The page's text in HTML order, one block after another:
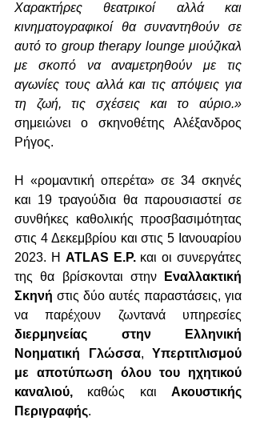
Χαρακτήρες θεατρικοί αλλά και
κινηματογραφικοί θα συναντηθούν σε
αυτό το group therapy lounge μιούζικαλ
με σκοπό να αναμετρηθούν με τις
αγωνίες τους αλλά και τις απόψεις για
σημειώνει ο σκηνοθέτης Αλέξανδρος
Ρήγος.
Η «ρομαντική οπερέτα» σε 34 σκηνές
και 19 τραγούδια θα παρουσιαστεί σε
συνθήκες καθολικής προσβασιμότητας
στις 4 Δεκεμβρίου και στις 5 Ιανουαρίου
2023. Η ATLAS E.P. και οι συνεργάτες
της θα βρίσκονται στην
Εναλλακτική
Σκηνή στις δύο αυτές παραστάσεις, για
διερμηνείας στην Ελληνική
Νοηματική Γλώσσα, Υπερτιτλισμού
με αποτύπωση όλου του ηχητικού
καναλιού, καθώς και Ακουστικής
Περιγραφής.